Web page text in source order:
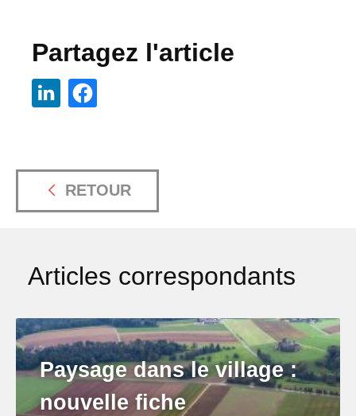
Partagez l'article
RETOUR
Articles correspondants
Paysage dans le village :
nouvelle fiche